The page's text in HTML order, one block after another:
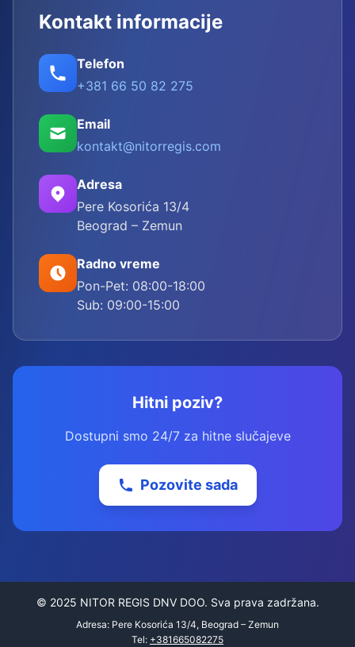
Kontakt informacije
Telefon
+381 66 50 82 275
Email
kontakt@nitorregis.com
Adresa
Pere Kosorića 13/4
Beograd – Zemun
Radno vreme
Pon-Pet: 08:00-18:00
Sub: 09:00-15:00
Hitni poziv?
Dostupni smo 24/7 za hitne slučajeve
Pozovite sada
© 2025 NITOR REGIS DNV DOO. Sva prava zadržana.
Adresa: Pere Kosorića 13/4, Beograd – Zemun
Tel: +381665082275